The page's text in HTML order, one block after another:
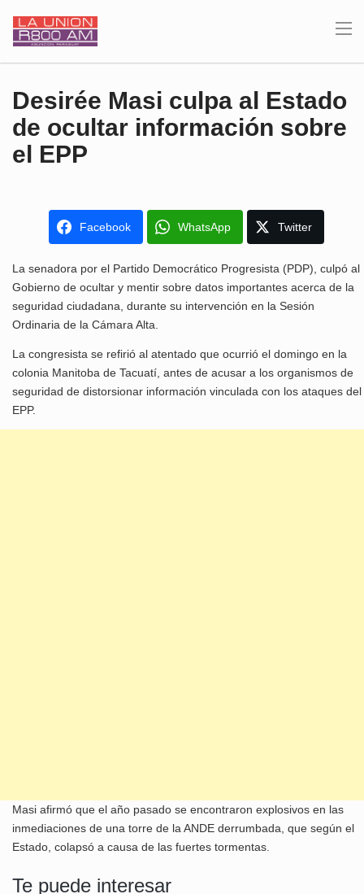
Desirée Masi culpa al Estado
de ocultar información sobre
el EPP
Facebook WhatsApp Twitter
La senadora por el Partido Democrático Progresista (PDP), culpó al
Gobierno de ocultar y mentir sobre datos importantes acerca de la
seguridad ciudadana, durante su intervención en la Sesión
Ordinaria de la Cámara Alta.
La congresista se refirió al atentado que ocurrió el domingo en la
colonia Manitoba de Tacuatí, antes de acusar a los organismos de
seguridad de distorsionar información vinculada con los ataques del
EPP.
Masi afirmó que el año pasado se encontraron explosivos en las
inmediaciones de una torre de la ANDE derrumbada, que según el
Estado, colapsó a causa de las fuertes tormentas.
Te puede interesar